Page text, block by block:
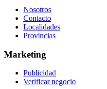
Nosotros
Contacto
Localidades
Provincias
Marketing
Publicidad
Verificar negocio